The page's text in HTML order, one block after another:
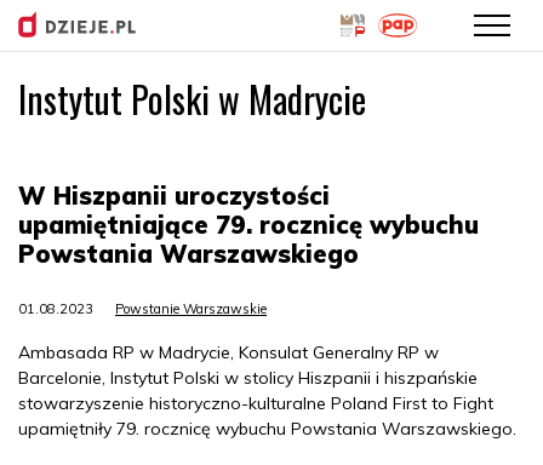
Przejdź
do
Instytut Polski w Madrycie
W Hiszpanii uroczystości
upamiętniające 79. rocznicę wybuchu
Powstania Warszawskiego
01.08.2023 Powstanie Warszawskie
Ambasada RP w Madrycie, Konsulat Generalny RP w
Barcelonie, Instytut Polski w stolicy Hiszpanii i hiszpańskie
stowarzyszenie historyczno-kulturalne Poland First to Fight
upamiętniły 79. rocznicę wybuchu Powstania Warszawskiego.